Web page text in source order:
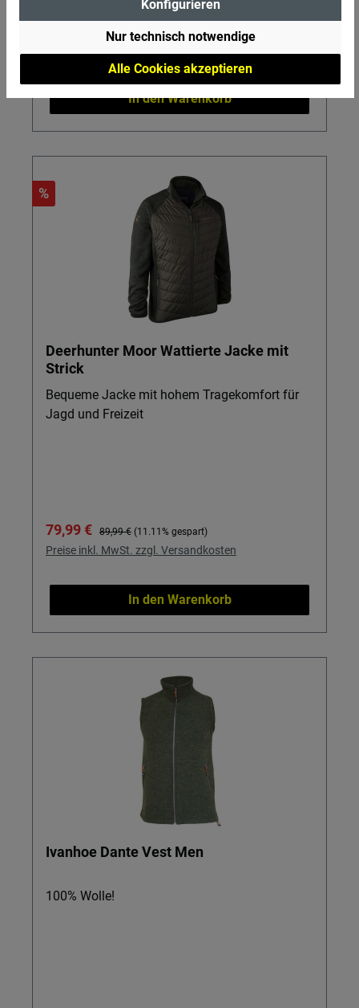
Alle Cookies akzeptieren
Nur technisch notwendige
Konfigurieren
Regulärer Preis:
In den Warenkorb
%
Deerhunter Moor Wattierte Jacke mit
Strick
Bequeme Jacke mit hohem Tragekomfort für
Jagd und Freizeit
Verkaufspreis:
79,99 € Regulärer Preis:
89,99 € (11.11% gespart)
Preise inkl. MwSt. zzgl. Versandkosten
In den Warenkorb
Ivanhoe Dante Vest Men
100% Wolle!